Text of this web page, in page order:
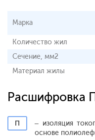
Марка
Количество жил
Сечение, мм2
Материал жилы
Расшифровка
П
– изоляция
основе